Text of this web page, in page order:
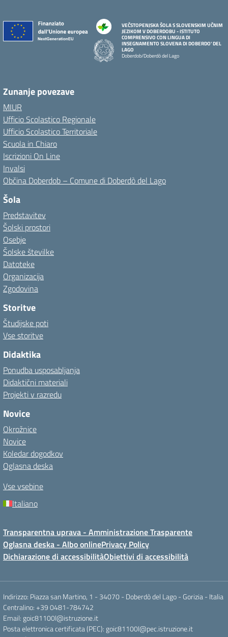
VEČSTOPENJSKA ŠOLA S SLOVENSKIM UČNIM
JEZIKOM V DOBERDOBU - ISTITUTO
COMPRENSIVO CON LINGUA DI
INSEGNAMENTO SLOVENA DI DOBERDO' DEL
LAGO
Doberdob/Doberdò del Lago
Zunanje povezave
MIUR
Ufficio Scolastico Regionale
Ufficio Scolastico Territoriale
Scuola in Chiaro
Iscrizioni On Line
Invalsi
Občina Doberdob – Comune di Doberdò del Lago
Šola
Predstavitev
Šolski prostori
Osebje
Šolske številke
Datoteke
Organizacija
Zgodovina
Storitve
Študijske poti
Vse storitve
Didaktika
Ponudba usposabljanja
Didaktični materiali
Projekti v razredu
Novice
Okrožnice
Novice
Koledar dogodkov
Oglasna deska
Vse vsebine
Italiano
Transparentna uprava - Amministrazione Trasparente
Oglasna deska - Albo onlinePrivacy Policy
Dichiarazione di accessibilitàObiettivi di accessibilità
Indirizzo: Piazza san Martino, 1 - 34070 - Doberdò del Lago - Gorizia - Italia
Centralino: +39 0481-784742
Email: goic81100l@istruzione.it
Posta elettronica certificata (PEC): goic81100l@pec.istruzione.it